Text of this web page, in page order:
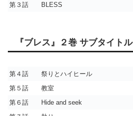
第３話 BLESS
『ブレス』２巻 サブタイトル
第４話 祭りとハイヒール
第５話 教室
第６話 Hide and seek